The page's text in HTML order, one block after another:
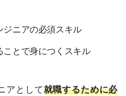
ジニアの必須スキル
ことで身につくスキル
アとして就職するために必